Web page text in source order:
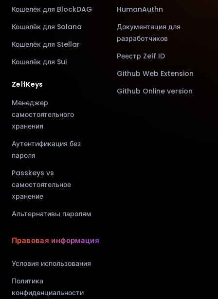
Кошелёк для BlockDAG
Кошелёк для Solana
Кошелёк для Stellar
Кошелёк для Sui
ZelfKeys
Менеджер
самостоятельного
хранения
Аутентификация без
пароля
Passkeys vs
самостоятельное
хранение
Альтернативы паролям
HumanAuthn
Документация для
разработчиков
Реестр Zelf ID
Github Web Extension
Github Online version
Правовая информация
Условия использования
Политика
конфиденциальности